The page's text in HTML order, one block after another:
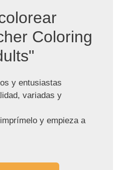
Coloring
y entusiastas
variadas y
y empieza a